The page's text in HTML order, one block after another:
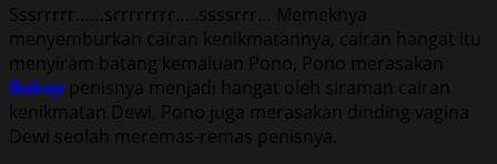
Sssrrrrr……srrrrrrrr…..ssssrrr… Memeknya
menyemburkan cairan kenikmatannya, cairan hangat itu
menyiram batang kemaluan Pono, Pono merasakan
Bokep penisnya menjadi hangat oleh siraman cairan
kenikmatan Dewi, Pono juga merasakan dinding vagina
Dewi seolah meremas-remas penisnya.